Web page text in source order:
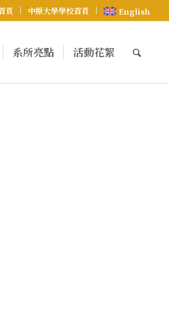
頁 中原大學學校首頁 English
系所亮點 活動花絮